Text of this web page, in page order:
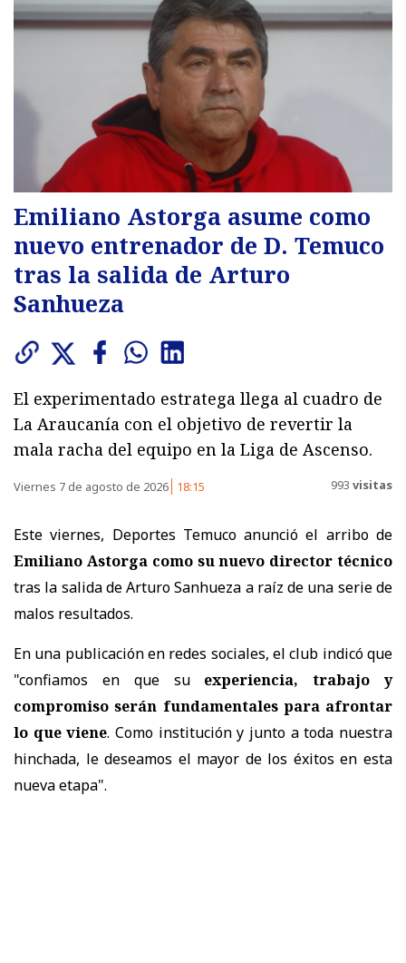
Emiliano Astorga asume como
nuevo entrenador de D. Temuco
tras la salida de Arturo
Sanhueza
El experimentado estratega llega al cuadro de
La Araucanía con el objetivo de revertir la
mala racha del equipo en la Liga de Ascenso.
Viernes 7 de agosto de 2026 18:15 993 visitas
Este viernes, Deportes Temuco anunció el arribo de
Emiliano Astorga como su nuevo director técnico
tras la salida de Arturo Sanhueza a raíz de una serie de
malos resultados.
En una publicación en redes sociales, el club indicó que
"confiamos en que su experiencia, trabajo y
compromiso serán fundamentales para afrontar
lo que viene. Como institución y junto a toda nuestra
hinchada, le deseamos el mayor de los éxitos en esta
nueva etapa".